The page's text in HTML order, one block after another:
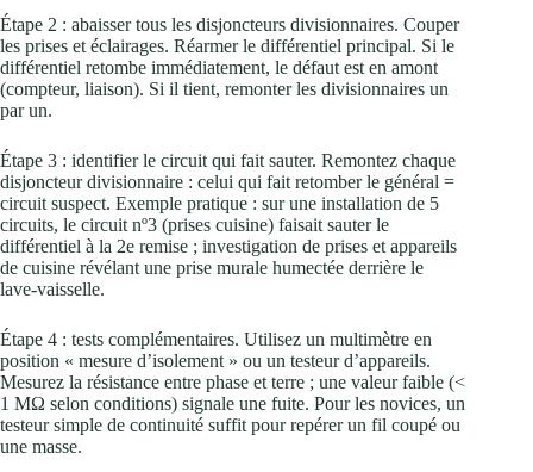
Étape 2 : abaisser tous les disjoncteurs divisionnaires. Couper
les prises et éclairages. Réarmer le différentiel principal. Si le
différentiel retombe immédiatement, le défaut est en amont
(compteur, liaison). Si il tient, remonter les divisionnaires un
par un.
Étape 3 : identifier le circuit qui fait sauter. Remontez chaque
disjoncteur divisionnaire : celui qui fait retomber le général =
circuit suspect. Exemple pratique : sur une installation de 5
circuits, le circuit nº3 (prises cuisine) faisait sauter le
différentiel à la 2e remise ; investigation de prises et appareils
de cuisine révélant une prise murale humectée derrière le
lave‑vaisselle.
Étape 4 : tests complémentaires. Utilisez un multimètre en
position « mesure d’isolement » ou un testeur d’appareils.
Mesurez la résistance entre phase et terre ; une valeur faible (<
1 MΩ selon conditions) signale une fuite. Pour les novices, un
testeur simple de continuité suffit pour repérer un fil coupé ou
une masse.